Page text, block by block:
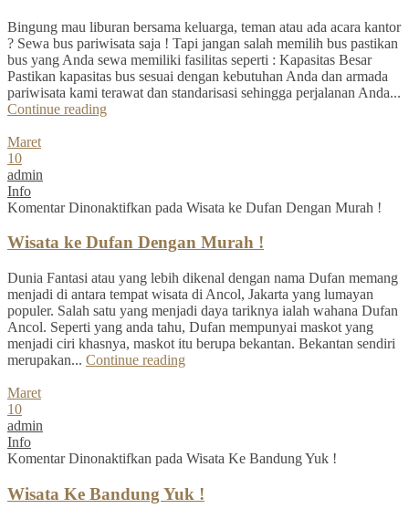
Bingung mau liburan bersama keluarga, teman atau ada acara kantor
? Sewa bus pariwisata saja ! Tapi jangan salah memilih bus pastikan
bus yang Anda sewa memiliki fasilitas seperti : Kapasitas Besar
Pastikan kapasitas bus sesuai dengan kebutuhan Anda dan armada
pariwisata kami terawat dan standarisasi sehingga perjalanan Anda...
Continue reading
Maret
10
admin
Info
Komentar Dinonaktifkan pada Wisata ke Dufan Dengan Murah !
Wisata ke Dufan Dengan Murah !
Dunia Fantasi atau yang lebih dikenal dengan nama Dufan memang
menjadi di antara tempat wisata di Ancol, Jakarta yang lumayan
populer. Salah satu yang menjadi daya tariknya ialah wahana Dufan
Ancol. Seperti yang anda tahu, Dufan mempunyai maskot yang
menjadi ciri khasnya, maskot itu berupa bekantan. Bekantan sendiri
merupakan... Continue reading
Maret
10
admin
Info
Komentar Dinonaktifkan pada Wisata Ke Bandung Yuk !
Wisata Ke Bandung Yuk !